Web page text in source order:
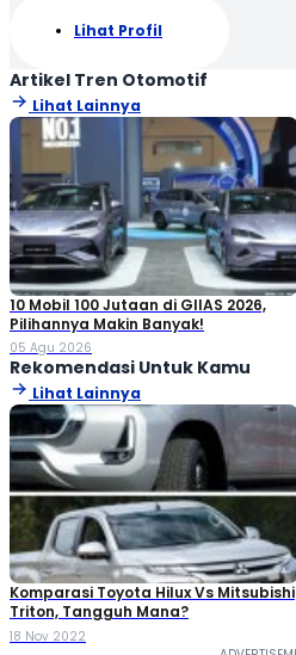
Lihat Profil
Artikel Tren Otomotif
Lihat Lainnya
10 Mobil 100 Jutaan di GIIAS 2026,
Pilihannya Makin Banyak!
05 Agu 2026
Rekomendasi Untuk Kamu
Lihat Lainnya
Komparasi Toyota Hilux Vs Mitsubishi
Triton, Tangguh Mana?
18 Nov 2022